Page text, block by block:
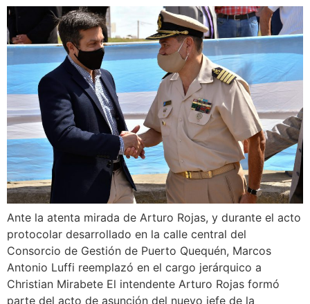
Ante la atenta mirada de Arturo Rojas, y durante el acto
protocolar desarrollado en la calle central del
Consorcio de Gestión de Puerto Quequén, Marcos
Antonio Luffi reemplazó en el cargo jerárquico a
Christian Mirabete El intendente Arturo Rojas formó
parte del acto de asunción del nuevo jefe de la